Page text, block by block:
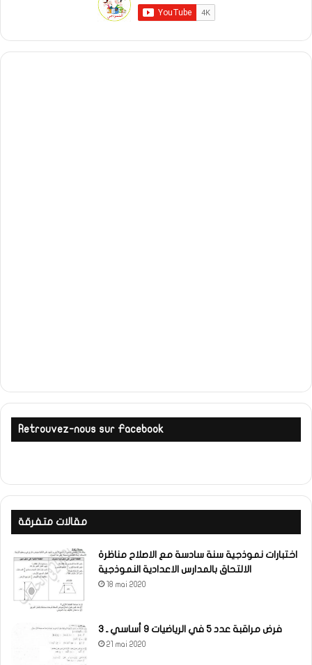
Retrouvez-nous sur Facebook
مقالات متفرقة
اختبارات نموذجية سنة سادسة مع الاصلاح مناظرة
الالتحاق بالمدارس الاعدادية النموذجية
18 mai 2020
فرض مراقبة عدد 5 في الرياضيات 9 أساسي ـ 3
21 mai 2020